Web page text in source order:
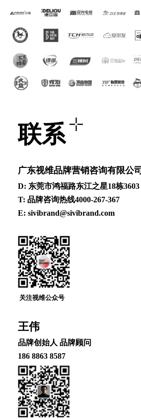
联系
⼴东视维品牌营销咨询有限公司
D: 东莞市鸿福路东江之星18栋3603
T: 品牌咨询热线4000-267-367
E: sivibrand@sivibrand.com
关注视维公众号
王伟
品牌创始⼈ 品牌顾问
186 8863 8587